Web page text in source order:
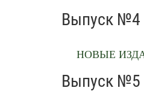
Выпуск №4
НОВЫЕ
Выпуск №5